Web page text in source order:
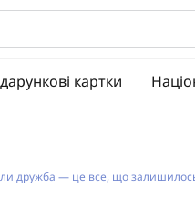
картки
дружба — це все, що